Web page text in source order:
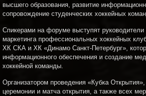
высшего образования, развитие
сопровождение студенческих хоккейных
Спикерами на форуме выступят
маркетинга профессиональных хоккейных
ХК СКА и ХК «Динамо Санкт-Петербург»,
информационного обеспечения и создание
хоккейной команды.
Организатором проведения «Кубка
церемонии и матча открытия, а также всех